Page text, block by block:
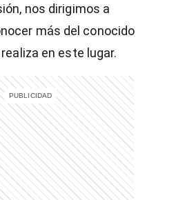
nos dirigimos a
más del conocido
en este lugar.